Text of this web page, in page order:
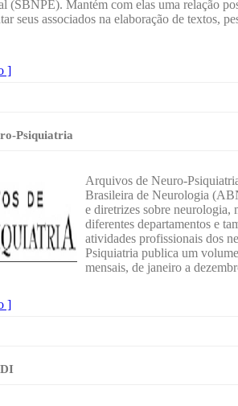
(SBNPE). Mantém com elas uma relação
seus associados na elaboração de textos,
]
Psiquiatria
Arquivos de Neuro-
Brasileira de Neurologia
e diretrizes sobre neurologia,
diferentes departamentos e
atividades profissionais dos
Psiquiatria publica um
mensais, de janeiro a
]